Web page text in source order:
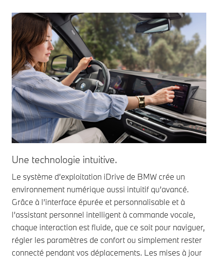
Une technologie intuitive.
Le système d’exploitation iDrive de BMW crée un
environnement numérique aussi intuitif qu’avancé.
Grâce à l’interface épurée et personnalisable et à
l’assistant personnel intelligent à commande vocale,
chaque interaction est fluide, que ce soit pour naviguer,
régler les paramètres de confort ou simplement rester
connecté pendant vos déplacements. Les mises à jour